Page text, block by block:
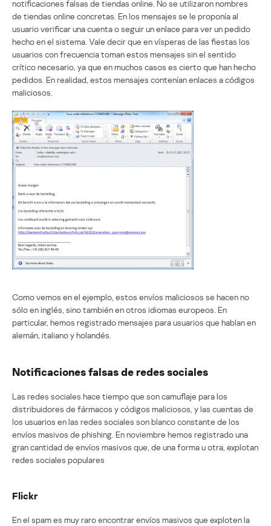
notificaciones falsas de tiendas online. No se utilizaron nombres
de tiendas online concretas. En los mensajes se le proponía al
usuario verificar una cuenta o seguir un enlace para ver un pedido
hecho en el sistema. Vale decir que en vísperas de las fiestas los
usuarios con frecuencia toman estos mensajes sin el sentido
crítico necesario, ya que en muchos casos es cierto que han hecho
pedidos. En realidad, estos mensajes contenían enlaces a códigos
maliciosos.
Como vemos en el ejemplo, estos envíos maliciosos se hacen no
sólo en inglés, sino también en otros idiomas europeos. En
particular, hemos registrado mensajes para usuarios que hablan en
alemán, italiano y holandés.
Notificaciones falsas de redes sociales
Las redes sociales hace tiempo que son camuflaje para los
distribuidores de fármacos y códigos maliciosos, y las cuentas de
los usuarios en las redes sociales son blanco constante de los
envíos masivos de phishing. En noviembre hemos registrado una
gran cantidad de envíos masivos que, de una forma u otra, explotan
redes sociales populares
Flickr
En el spam es muy raro encontrar envíos masivos que exploten la